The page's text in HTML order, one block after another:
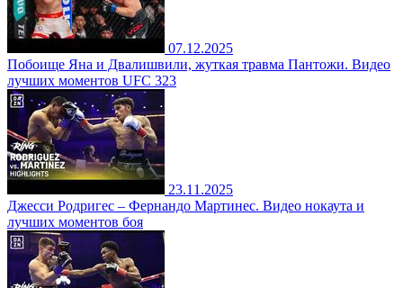
07.12.2025
Побоище Яна и Двалишвили, жуткая травма Пантожи. Видео
лучших моментов UFC 323
23.11.2025
Джесси Родригес – Фернандо Мартинес. Видео нокаута и
лучших моментов боя